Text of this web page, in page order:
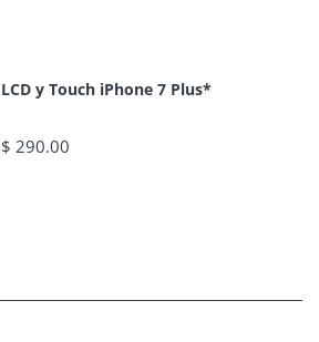
LCD y Touch iPhone 7 Plus*
$ 290.00